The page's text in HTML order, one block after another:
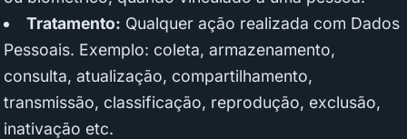
Tratamento: Qualquer ação realizada com Dados
Pessoais. Exemplo: coleta, armazenamento,
consulta, atualização, compartilhamento,
transmissão, classificação, reprodução, exclusão,
inativação etc.